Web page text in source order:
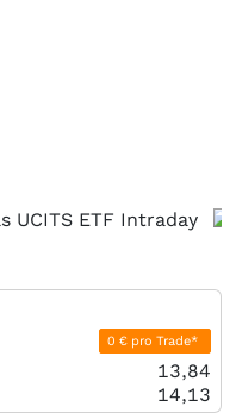
0 € pro Trade*
13,84
14,13